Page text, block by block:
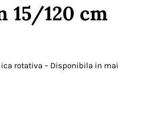
15/120 cm
rotativa – Disponibila in mai